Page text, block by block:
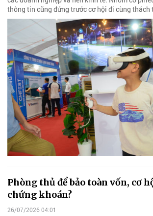
thông tin cũng đứng trước cơ hội đi cùng thách
Phòng thủ để bảo toàn vốn, cơ
chứng khoán?
26/07/2026 04:01